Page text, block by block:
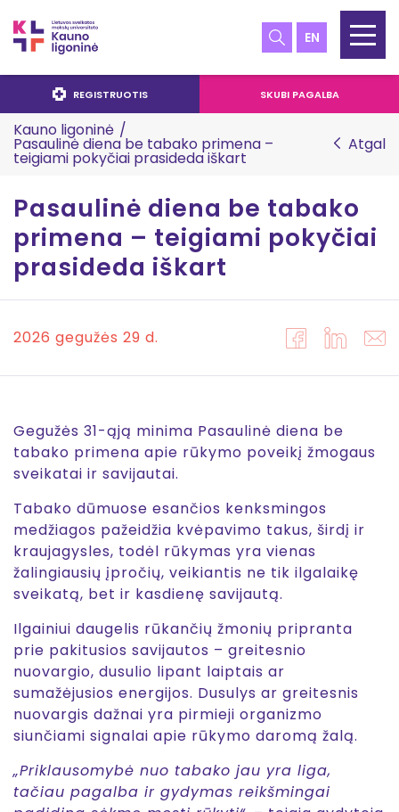
EN
REGISTRUOTIS SKUBI PAGALBA
Kauno ligoninė /
Pasaulinė diena be tabako primena –
teigiami pokyčiai prasideda iškart
Atgal
Pasaulinė diena be tabako
primena – teigiami pokyčiai
prasideda iškart
2026 gegužės 29 d.
Gegužės 31-ąją minima Pasaulinė diena be
tabako primena apie rūkymo poveikį žmogaus
sveikatai ir savijautai.
Tabako dūmuose esančios kenksmingos
medžiagos pažeidžia kvėpavimo takus, širdį ir
kraujagysles, todėl rūkymas yra vienas
žalingiausių įpročių, veikiantis ne tik ilgalaikę
sveikatą, bet ir kasdienę savijautą.
Ilgainiui daugelis rūkančių žmonių pripranta
prie pakitusios savijautos – greitesnio
nuovargio, dusulio lipant laiptais ar
sumažėjusios energijos. Dusulys ar greitesnis
nuovargis dažnai yra pirmieji organizmo
siunčiami signalai apie rūkymo daromą žalą.
„Priklausomybė nuo tabako jau yra liga,
tačiau pagalba ir gydymas reikšmingai